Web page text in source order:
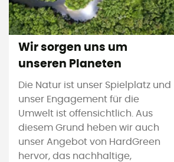
Wir sorgen uns um
unseren Planeten
Die Natur ist unser Spielplatz und
unser Engagement für die
Umwelt ist offensichtlich. Aus
diesem Grund heben wir auch
unser Angebot von HardGreen
hervor, das nachhaltige,